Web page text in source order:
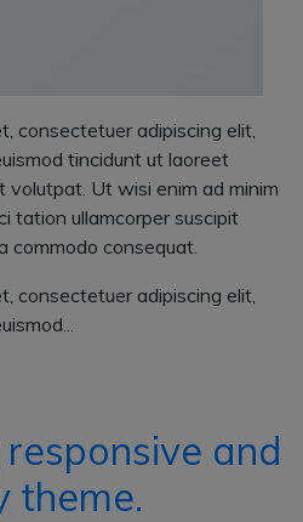
consectetuer adipiscing elit,
tincidunt ut laoreet
volutpat. Ut wisi enim ad minim
tation ullamcorper suscipit
commodo consequat.
consectetuer adipiscing elit,
and
theme.